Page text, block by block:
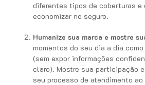
diferentes tipos de coberturas e
economizar no seguro.
Humanize sua marca e mostre
momentos do seu dia a dia
(sem expor informações
claro). Mostre sua participação
seu processo de atendimento